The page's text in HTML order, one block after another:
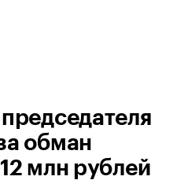
обман
млн рублей